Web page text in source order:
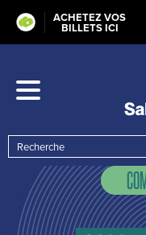
ACHETEZ VOS
BILLETS ICI